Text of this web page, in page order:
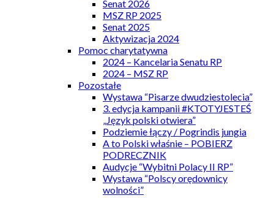
Senat 2026
MSZ RP 2025
Senat 2025
Aktywizacja 2024
Pomoc charytatywna
2024 – Kancelaria Senatu RP
2024 – MSZ RP
Pozostałe
Wystawa “Pisarze dwudziestolecia”
3. edycja kampanii #KTOTYJESTEŚ
„Język polski otwiera”
Podziemie łączy / Pogrindis jungia
A to Polski właśnie – POBIERZ
PODRECZNIK
Audycje “Wybitni Polacy II RP”
Wystawa “Polscy orędownicy
wolności”